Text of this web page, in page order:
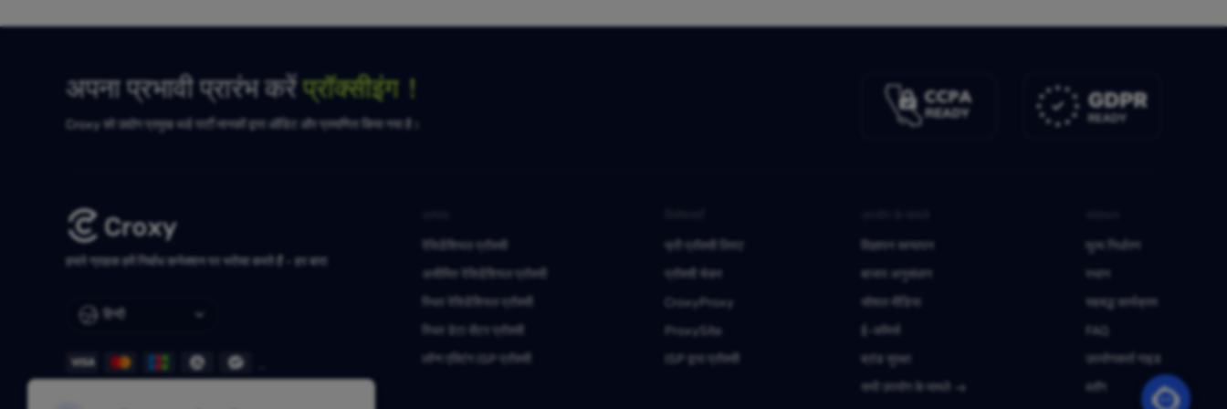
अपना प्रभावी प्रारंभ करेंप्रॉक्सीइंग！
Croxy को उद्योग प्रमुख थर्ड पार्टी मानकों द्वारा ऑडिट और प्रमाणित किया गया है।
हमारे ग्राहक हमें निर्बाध कनेक्शन पर भरोसा करते हैं - हर बार!
हिन्दी
रेसिडेंशियल प्रॉक्सी
असीमित रेसिडेंशियल प्रॉक्सी
स्थिर रेसिडेंशियल प्रॉक्सी
स्थिर डेटा सेंटर प्रॉक्सी
लॉन्ग एक्टिंग ISP प्रॉक्सी
फ्री प्रॉक्सी लिस्ट
प्रॉक्सी चेकर
CroxyProxy
ProxySite
ISP द्वारा प्रॉक्सी
विज्ञापन सत्यापन
बाजार अनुसंधान
सोशल मीडिया
ई-कॉमर्स
ब्रांड सुरक्षा
सभी उपयोग के मामले
मूल्य निर्धारण
स्थान
सहबद्ध कार्यक्रम
FAQ
उपयोगकर्ता गाइड
ब्लॉग